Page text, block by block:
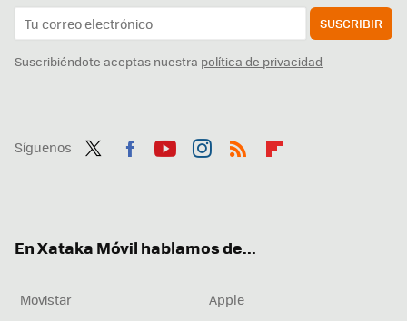
SUSCRIBIR
Suscribiéndote aceptas nuestra política de privacidad
Síguenos
En Xataka Móvil hablamos de...
Movistar
Apple